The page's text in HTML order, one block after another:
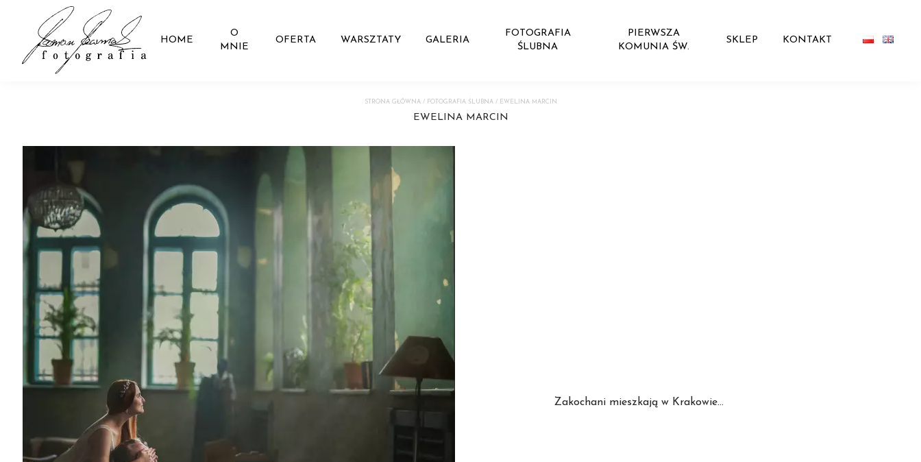
HOME
O
MNIE
OFERTA WARSZTATY GALERIA
FOTOGRAFIA
ŚLUBNA
PIERWSZA
KOMUNIA ŚW.
SKLEP KONTAKT
STRONA GŁÓWNA/ FOTOGRAFIA ŚLUBNA/ EWELINA MARCIN
EWELINA MARCIN
Zakochani mieszkają w Krakowie...